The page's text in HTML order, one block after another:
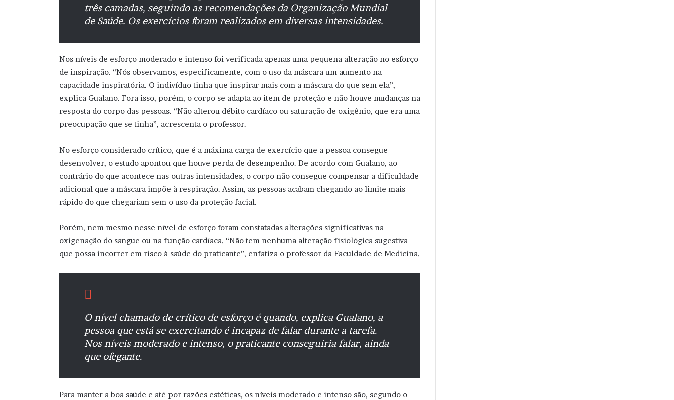
três camadas, seguindo as recomendações da Organização Mundial
de Saúde. Os exercícios foram realizados em diversas intensidades.
Nos níveis de esforço moderado e intenso foi verificada apenas uma pequena alteração no esforço
de inspiração. “Nós observamos, especificamente, com o uso da máscara um aumento na
capacidade inspiratória. O indivíduo tinha que inspirar mais com a máscara do que sem ela”,
explica Gualano. Fora isso, porém, o corpo se adapta ao item de proteção e não houve mudanças na
resposta do corpo das pessoas. “Não alterou débito cardíaco ou saturação de oxigênio, que era uma
preocupação que se tinha”, acrescenta o professor.
No esforço considerado crítico, que é a máxima carga de exercício que a pessoa consegue
desenvolver, o estudo apontou que houve perda de desempenho. De acordo com Gualano, ao
contrário do que acontece nas outras intensidades, o corpo não consegue compensar a dificuldade
adicional que a máscara impõe à respiração. Assim, as pessoas acabam chegando ao limite mais
rápido do que chegariam sem o uso da proteção facial.
Porém, nem mesmo nesse nível de esforço foram constatadas alterações significativas na
oxigenação do sangue ou na função cardíaca. “Não tem nenhuma alteração fisiológica sugestiva
que possa incorrer em risco à saúde do praticante”, enfatiza o professor da Faculdade de Medicina.
O nível chamado de crítico de esforço é quando, explica Gualano, a
pessoa que está se exercitando é incapaz de falar durante a tarefa.
Nos níveis moderado e intenso, o praticante conseguiria falar, ainda
que ofegante.
Para manter a boa saúde e até por razões estéticas, os níveis moderado e intenso são, segundo o